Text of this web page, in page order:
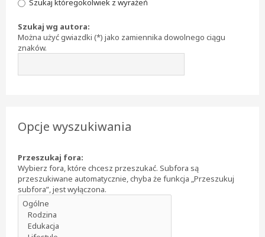
Szukaj któregokolwiek z wyrażeń
Szukaj wg autora:
Można użyć gwiazdki (*) jako zamiennika dowolnego ciągu
znaków.
Opcje wyszukiwania
Przeszukaj fora:
Wybierz fora, które chcesz przeszukać. Subfora są
przeszukiwane automatycznie, chyba że funkcja „Przeszukuj
subfora”, jest wyłączona.